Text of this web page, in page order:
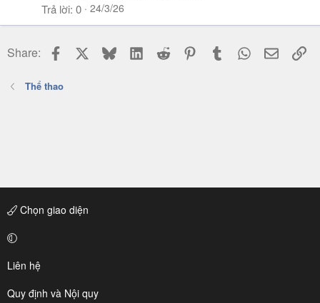
Trả lời 0 24/3/26
Share: Facebook BlueskyLinkedIn
Reddit PinterestTumblr WhatsApp
Email
Thể thao
Chọn giao diện
Liên hệ
Quy định và Nội quy